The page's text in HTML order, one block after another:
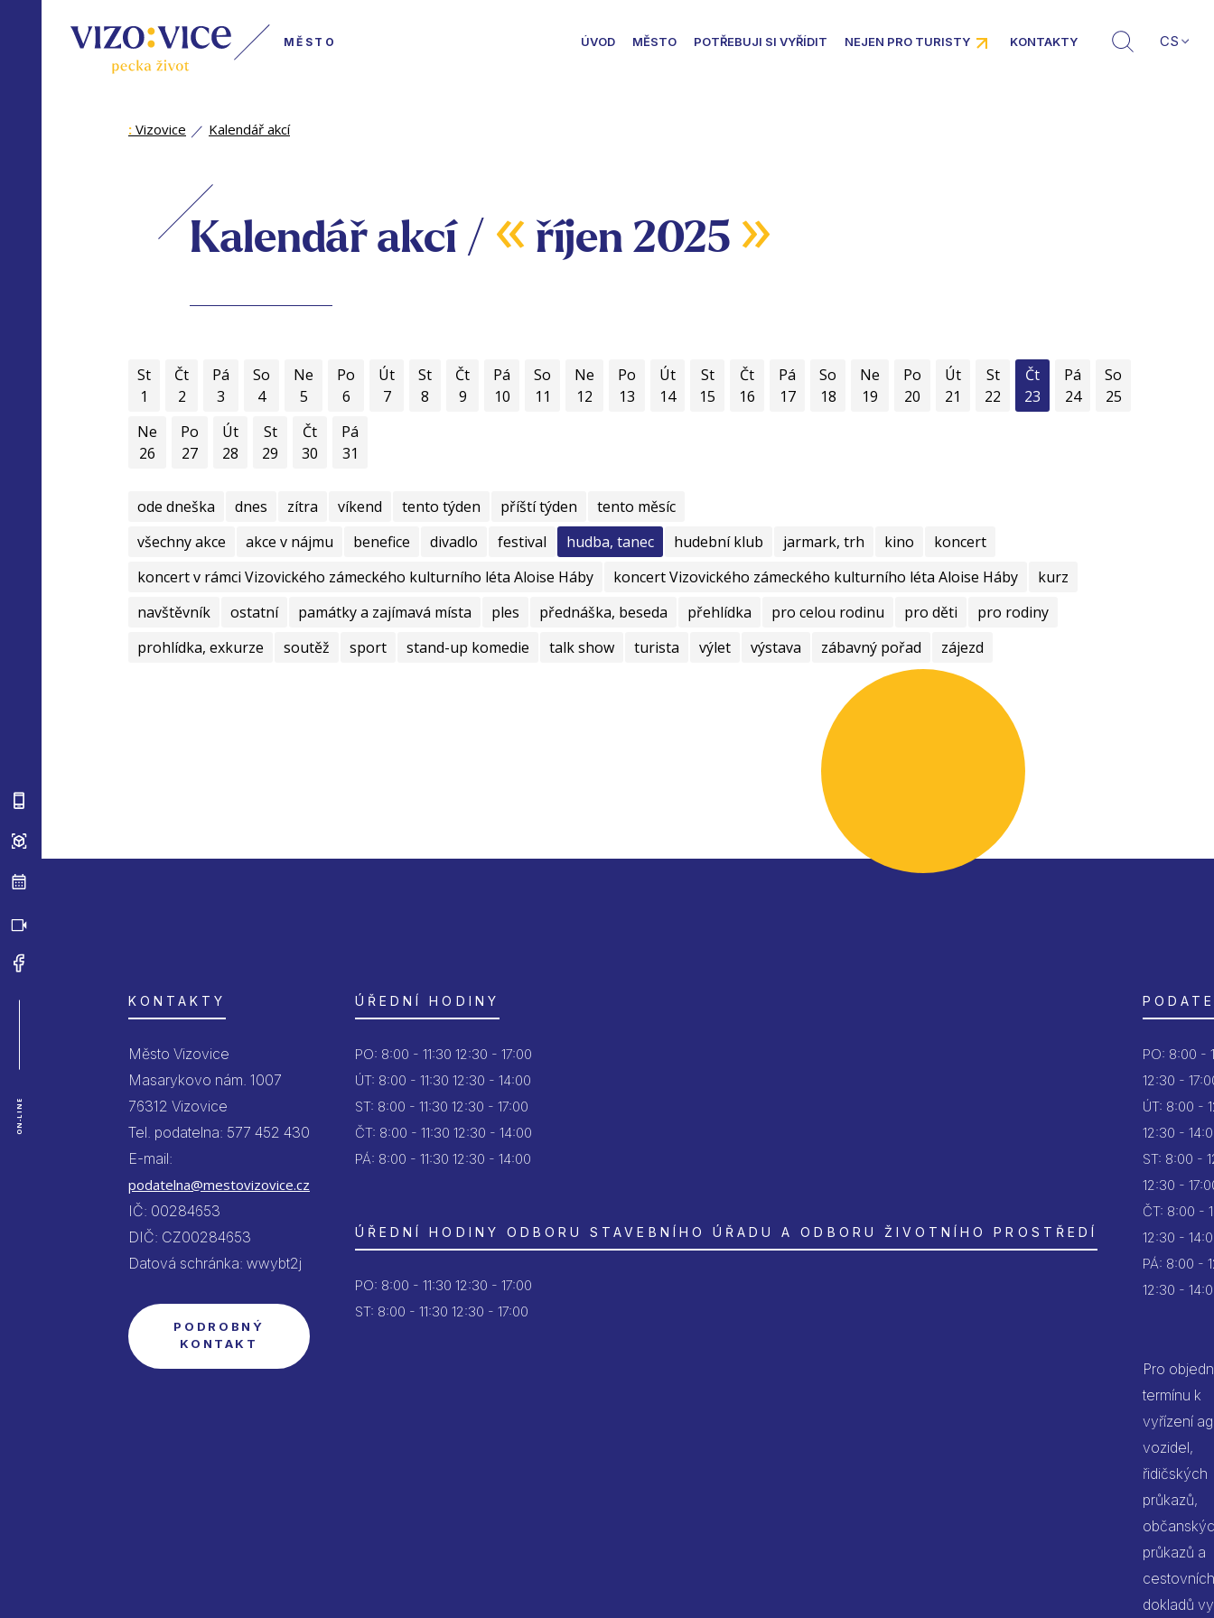
MĚSTO ÚVOD MĚSTO POTŘEBUJI SI VYŘÍDIT NEJEN PRO TURISTY KONTAKTY CS
ON-LINE
: Vizovice Kalendář akcí
Kalendář akcí / « říjen 2025 »
St
1
Čt
2
Pá
3
So
4
Ne
5
Po
6
Út
7
St
8
Čt
9
Pá
10
So
11
Ne
12
Po
13
Út
14
St
15
Čt
16
Pá
17
So
18
Ne
19
Po
20
Út
21
St
22
Čt
23
Pá
24
So
25
Ne
26
Po
27
Út
28
St
29
Čt
30
Pá
31
ode dneška dnes zítra víkend tento týden příští týden
tento měsíc
všechny akce
akce v nájmu benefice divadlo festival hudba, tanec hudební klub jarmark, trh kino
koncert
koncert v rámci Vizovického zámeckého kulturního léta Aloise Háby
koncert Vizovického zámeckého kulturního léta Aloise Háby
kurz
navštěvník
ostatní památky a zajímavá místa ples přednáška, beseda přehlídka pro celou rodinu pro děti
pro rodiny
prohlídka, exkurze
soutěž sport stand-up komedie talk show turista výlet výstava zábavný pořad zájezd
KONTAKTY
Město Vizovice
Masarykovo nám. 1007
76312 Vizovice
Tel. podatelna: 577 452 430
E-mail:
podatelna@mestovizovice.cz
IČ: 00284653
DIČ: CZ00284653
Datová schránka: wwybt2j
PODROBNÝ
KONTAKT
ÚŘEDNÍ HODINY
PO: 8:00 - 11:30 12:30 - 17:00
ÚT: 8:00 - 11:30 12:30 - 14:00
ST: 8:00 - 11:30 12:30 - 17:00
ČT: 8:00 - 11:30 12:30 - 14:00
PÁ: 8:00 - 11:30 12:30 - 14:00
ÚŘEDNÍ HODINY ODBORU STAVEBNÍHO ÚŘADU A ODBORU ŽIVOTNÍHO PROSTŘEDÍ
PO: 8:00 - 11:30 12:30 - 17:00
ST: 8:00 - 11:30 12:30 - 17:00
PO: 8:00 -
12:30 -
ÚT: 8:00 -
12:30 -
ST: 8:00 -
12:30 -
ČT: 8:00 -
12:30 -
PÁ: 8:00 -
12:30 -
Pro
termínu k
vyřízení
vozidel,
řidičských
průkazů,
průkazů a
cestovních
dokladů